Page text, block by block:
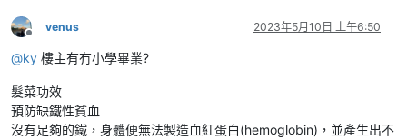
離線
venus 2023年5月10日 上午6:50
@ky 樓主有冇小學畢業?
髮菜功效
預防缺鐵性貧血
沒有足夠的鐵，身體便無法製造血紅蛋白(hemoglobin)，並產生出不